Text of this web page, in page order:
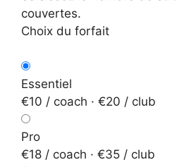
couvertes.
Choix du forfait
Essentiel
€10 / coach · €20 / club
Pro
€18 / coach · €35 / club